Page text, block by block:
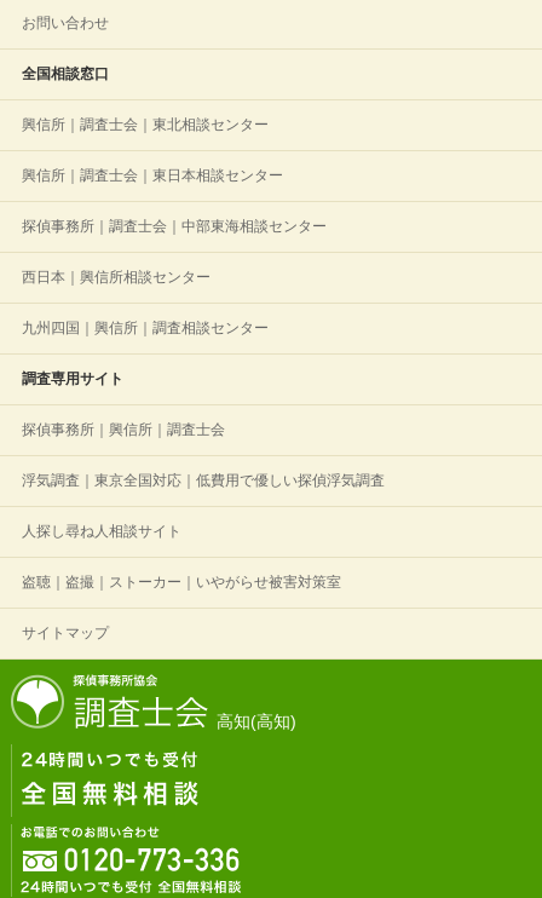
お問い合わせ
全国相談窓口
興信所｜調査士会｜東北相談センター
興信所｜調査士会｜東日本相談センター
探偵事務所｜調査士会｜中部東海相談センター
西日本｜興信所相談センター
九州四国｜興信所｜調査相談センター
調査専用サイト
探偵事務所｜興信所｜調査士会
浮気調査｜東京全国対応｜低費用で優しい探偵浮気調査
人探し尋ね人相談サイト
盗聴｜盗撮｜ストーカー｜いやがらせ被害対策室
サイトマップ
高知(高知)